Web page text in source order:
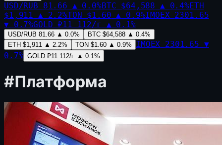
USD/RUB 81.66 ▲ 0.0%BTC $64,588 ▲ 0.4%ETH
$1,911 ▲ 2.2%TON $1.60 ▲ 0.9%IMOEX 2301.65
▼ 0.7%GOLD ₽11 112/г ▲ 0.1%
USD/RUB 81.66 ▲ 0.0% BTC $64,588 ▲ 0.4%
ETH $1,911 ▲ 2.2% TON $1.60 ▲ 0.9% IMOEX 2301.65 ▼
0.7% GOLD ₽11 112/г ▲ 0.1%
#Платформа